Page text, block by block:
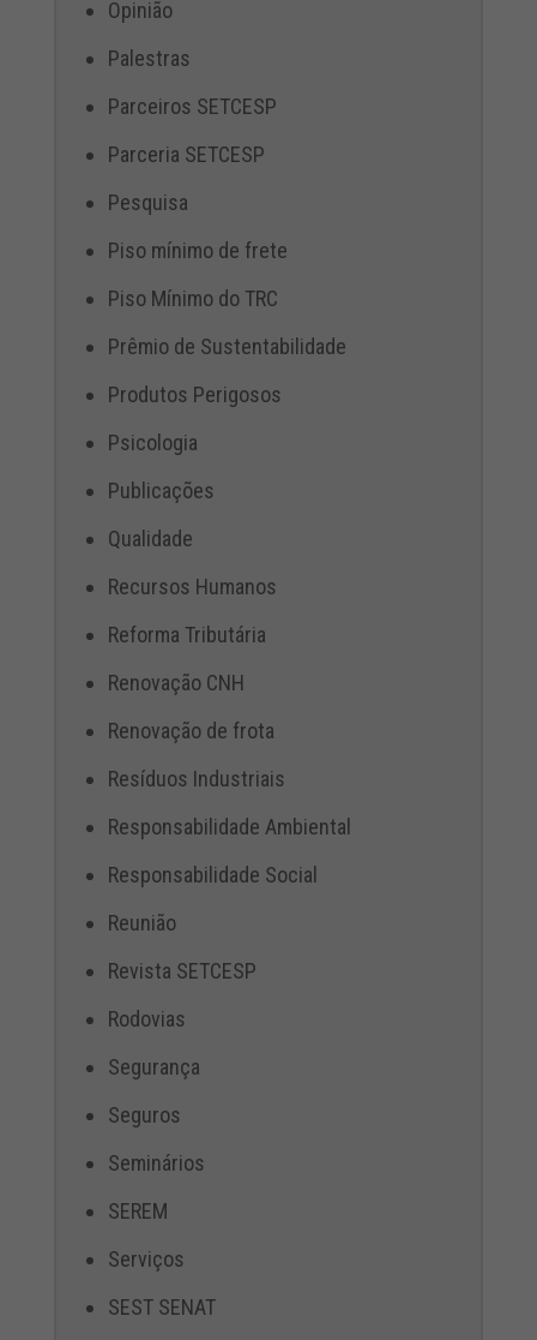
Opinião
Palestras
Parceiros SETCESP
Parceria SETCESP
Pesquisa
Piso mínimo de frete
Piso Mínimo do TRC
Prêmio de Sustentabilidade
Produtos Perigosos
Psicologia
Publicações
Qualidade
Recursos Humanos
Reforma Tributária
Renovação CNH
Renovação de frota
Resíduos Industriais
Responsabilidade Ambiental
Responsabilidade Social
Reunião
Revista SETCESP
Rodovias
Segurança
Seguros
Seminários
SEREM
Serviços
SEST SENAT